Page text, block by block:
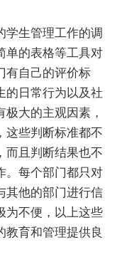
生管理工作的调
单的表格等工具对
有自己的评价标
的日常行为以及社
大的主观因素，
这些判断标准都不
而且判断结果也不
。每个部门都只对
其他的部门进行信
为不便，以上这些
教育和管理提供良